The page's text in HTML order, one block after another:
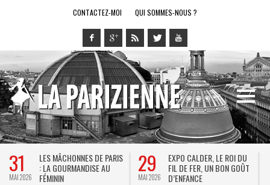
CONTACTEZ-MOI QUI SOMMES-NOUS ?
31
MAI 2026
LES MÂCHONNES DE PARIS
: LA GOURMANDISE AU
FÉMININ
29
MAI 2026
EXPO CALDER, LE ROI DU
FIL DE FER, UN BON GOÛT
D’ENFANCE